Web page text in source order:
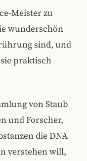
Meister zu
wunderschön
sind, und
praktisch
von Staub
und Forscher,
die DNA
verstehen will,